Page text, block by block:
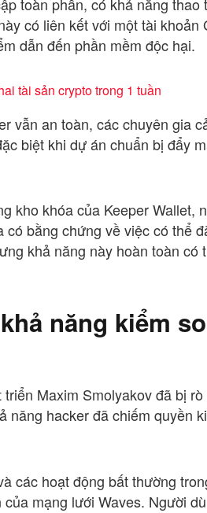
có liên kết với một tài khoản
dẫn đến phần mềm độc hại.
tài sản crypto trong 1 tuần
vẫn an toàn, các chuyên gia
biệt khi dự án chuẩn bị đẩy
kho khóa của Keeper Wallet,
bằng chứng về việc có thể
khả năng này hoàn toàn có
năng kiểm
Maxim Smolyakov đã bị
năng hacker đã chiếm quyền
các hoạt động bất thường
mạng lưới Waves. Người